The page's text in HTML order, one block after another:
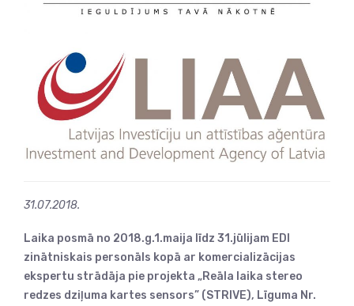
31.07.2018.
Laika posmā no 2018.g.1.maija līdz 31.jūlijam EDI
zinātniskais personāls kopā ar komercializācijas
ekspertu strādāja pie projekta „Reāla laika stereo
redzes dziļuma kartes sensors” (STRIVE), Līguma Nr.